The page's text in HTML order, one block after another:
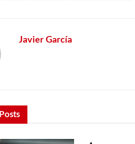
Javier García
Posts